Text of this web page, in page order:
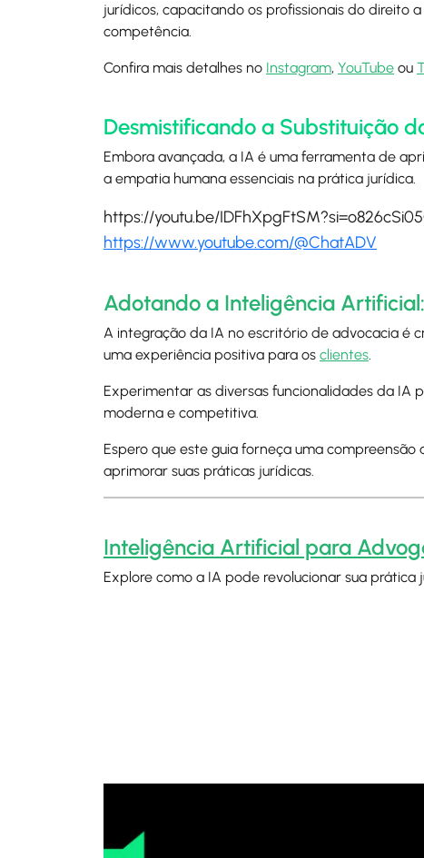
jurídicos, capacitando os profissionais do direito
competência.
Confira mais detalhes no Instagram, YouTube ou
Desmistificando a Substituição
Embora avançada, a IA é uma ferramenta de
a empatia humana essenciais na prática jurídica.
https://youtu.be/
https://www.youtube.com/@ChatADV
Adotando a Inteligência
A integração da IA no escritório de advocacia é
uma experiência positiva para os clientes.
Experimentar as diversas funcionalidades da IA
moderna e competitiva.
Espero que este guia forneça uma
aprimorar suas práticas jurídicas.
Inteligência Artificial para
Explore como a IA pode revolucionar sua